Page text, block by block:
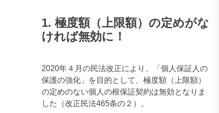
1. 極度額（上限額）の定めがな
ければ無効に！
2020年４月の民法改正により、「個人保証人の
保護の強化」を目的として、極度額（上限額）
の定めのない個人の根保証契約は無効となりま
した（改正民法465条の２）。